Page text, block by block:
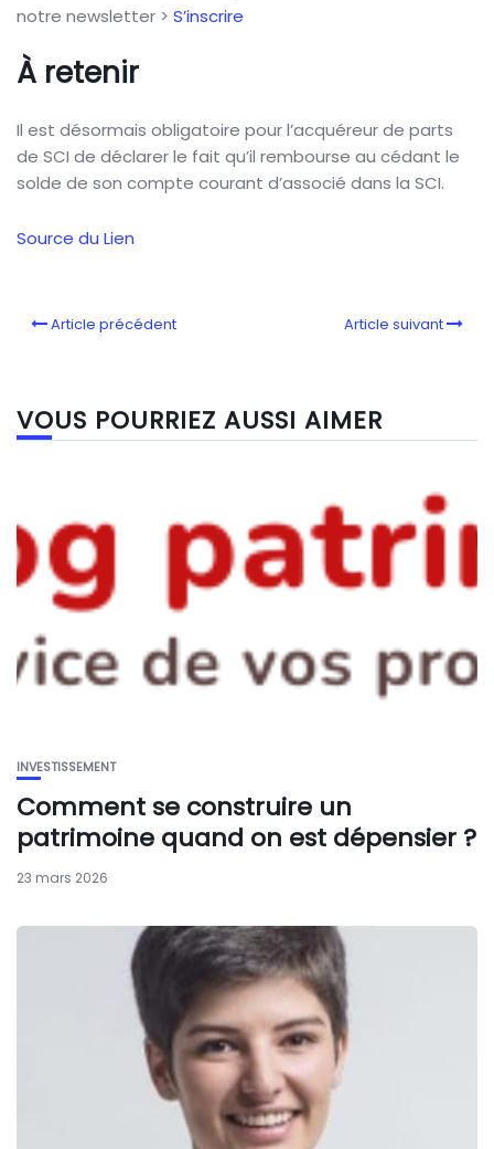
notre newsletter > S’inscrire
À retenir
Il est désormais obligatoire pour l’acquéreur de parts
de SCI de déclarer le fait qu’il rembourse au cédant le
solde de son compte courant d’associé dans la SCI.
Source du Lien
Article précédent Article suivant
VOUS POURRIEZ AUSSI AIMER
INVESTISSEMENT
Comment se construire un
patrimoine quand on est dépensier ?
23 mars 2026